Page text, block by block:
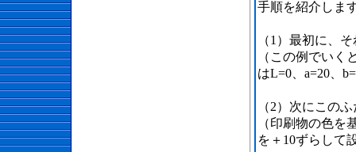
手順を紹介しま
（1）最初に、
（この例でいく
はL=0、a=20、
（2）次にこの
（印刷物の色を
を＋10ずらして